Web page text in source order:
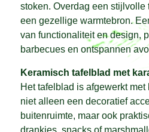
stoken. Overdag een stijlvolle
een gezellige warmtebron.
van functionaliteit en design,
barbecues en ontspannen
Keramisch tafelblad met
Het tafelblad is afgewerkt
niet alleen een decoratief
buitenruimte, maar ook
drankjes, snacks of